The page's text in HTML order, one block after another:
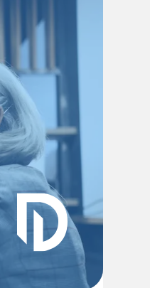
con ellos fue
verdadero placer. Me
en cada paso, hizo
todo fuera fácil de
y realmente se
por obtener el
mejor resultado.”
Louise Reichert